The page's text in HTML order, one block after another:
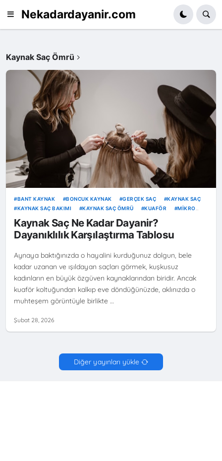
Nekadardayanir.com
Kaynak Saç Ömrü
BANT KAYNAK BONCUK KAYNAK GERÇEK SAÇ
KAYNAK SAÇ
KAYNAK SAÇ BAKIMI
KAYNAK SAÇ ÖMRÜ KUAFÖR
MIKRO
NANO KAYNAK
Kaynak Saç Ne Kadar Dayanir?
Dayanıklılık Karşılaştırma Tablosu
Aynaya baktığınızda o hayalini kurduğunuz dolgun, bele
kadar uzanan ve ışıldayan saçları görmek, kuşkusuz
kadınların en büyük özgüven kaynaklarından biridir. Ancak
kuaför koltuğundan kalkıp eve döndüğünüzde, aklınızda o
muhteşem görüntüyle birlikte …
Şubat 28, 2026
Diğer yayınları yükle